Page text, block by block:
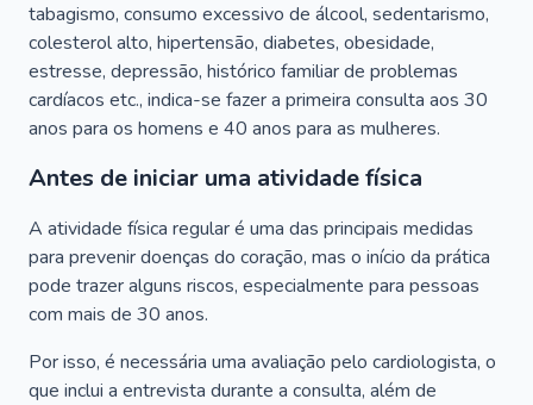
tabagismo, consumo excessivo de álcool, sedentarismo,
colesterol alto, hipertensão, diabetes, obesidade,
estresse, depressão, histórico familiar de problemas
cardíacos etc., indica-se fazer a primeira consulta aos 30
anos para os homens e 40 anos para as mulheres.
Antes de iniciar uma atividade física
A atividade física regular é uma das principais medidas
para prevenir doenças do coração, mas o início da prática
pode trazer alguns riscos, especialmente para pessoas
com mais de 30 anos.
Por isso, é necessária uma avaliação pelo cardiologista, o
que inclui a entrevista durante a consulta, além de